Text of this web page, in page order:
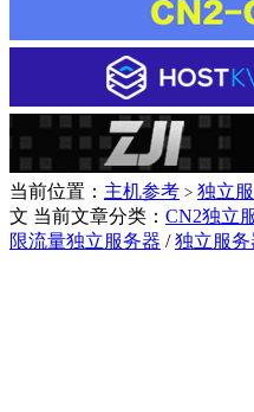
当前位置： 主机参考 > 独立
文 当前文章分类： CN2独立
限流量独立服务器 /独立服务